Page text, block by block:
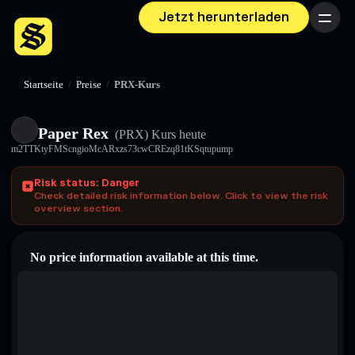
Jetzt herunterladen Menü
Startseite / Preise / PRX-Kurs
Paper Rex (PRX) Kurs heute
m2TTKtyFMScngioMcARxzs73cwCREzq81tKSqtupump
Risk status: Danger
Check detailed risk information below. Click to view the risk
overview section.
No price information available at this time.